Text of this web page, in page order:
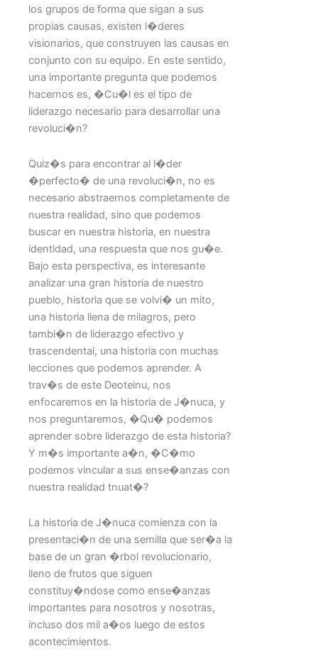
los grupos de forma que sigan a sus
propias causas, existen l�deres
visionarios, que construyen las causas en
conjunto con su equipo. En este sentido,
una importante pregunta que podemos
hacernos es, �Cu�l es el tipo de
liderazgo necesario para desarrollar una
revoluci�n?
Quiz�s para encontrar al l�der
�perfecto� de una revoluci�n, no es
necesario abstraernos completamente de
nuestra realidad, sino que podemos
buscar en nuestra historia, en nuestra
identidad, una respuesta que nos gu�e.
Bajo esta perspectiva, es interesante
analizar una gran historia de nuestro
pueblo, historia que se volvi� un mito,
una historia llena de milagros, pero
tambi�n de liderazgo efectivo y
trascendental, una historia con muchas
lecciones que podemos aprender. A
trav�s de este Deoteinu, nos
enfocaremos en la historia de J�nuca, y
nos preguntaremos, �Qu� podemos
aprender sobre liderazgo de esta historia?
Y m�s importante a�n, �C�mo
podemos vincular a sus ense�anzas con
nuestra realidad tnuat�?
La historia de J�nuca comienza con la
presentaci�n de una semilla que ser�a la
base de un gran �rbol revolucionario,
lleno de frutos que siguen
constituy�ndose como ense�anzas
importantes para nosotros y nosotras,
incluso dos mil a�os luego de estos
acontecimientos.